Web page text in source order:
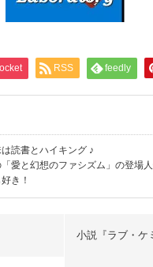
RSS feedly
読書とハイキング ♪
愛と幻想のファシズム」の登場
き！
小説『ラブ・ケ